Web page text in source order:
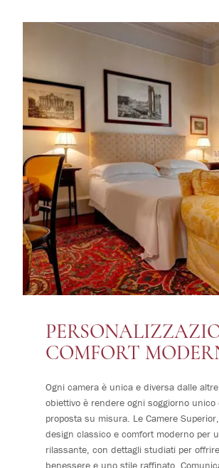
COMFORT
Ogni camera è unica e diversa dalle
obiettivo è rendere ogni soggiorno unico
proposta su misura. Le Camere
design classico e comfort moderno per
rilassante, con dettagli studiati per
benessere e uno stile raffinato.